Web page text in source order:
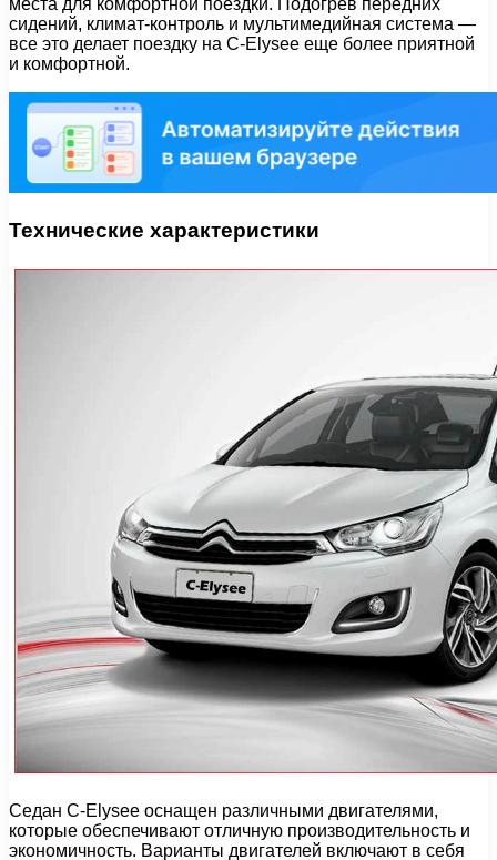
места для комфортной поездки. Подогрев передних
сидений, климат-контроль и мультимедийная система —
все это делает поездку на C-Elysee еще более приятной
и комфортной.
Технические характеристики
Седан C-Elysee оснащен различными двигателями,
которые обеспечивают отличную производительность и
экономичность. Варианты двигателей включают в себя